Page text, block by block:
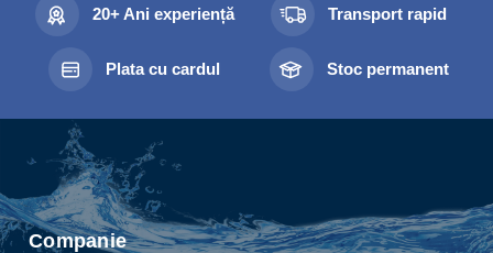
20+ Ani experiență Transport rapid
Plata cu cardul Stoc permanent
Companie